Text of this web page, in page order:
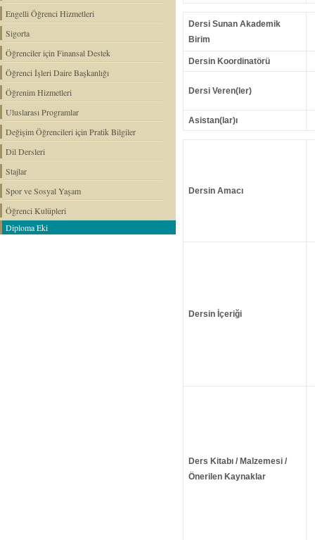
Engelli Öğrenci Hizmetleri
Sigorta
Öğrenciler için Finansal Destek
Öğrenci İşleri Daire Başkanlığı
Öğrenim Hizmetleri
Uluslarası Programlar
Değişim Öğrencileri için Pratik Bilgiler
Dil Dersleri
Stajlar
Spor ve Sosyal Yaşam
Öğrenci Kulüpleri
Diploma Eki
Dersi Sunan Akademik
Birim
Dersin Koordinatörü
Dersi Veren(ler)
Asistan(lar)ı
Dersin Amacı
Dersin İçeriği
Ders Kitabı / Malzemesi /
Önerilen Kaynaklar